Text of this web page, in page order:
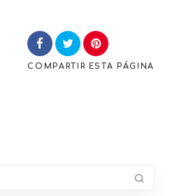
COMPARTIR ESTA PÁGINA